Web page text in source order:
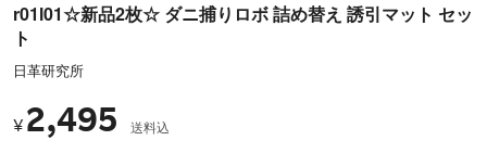
r01l01☆新品2枚☆ ダニ捕りロボ 詰め替え 誘引マット セッ
ト
日革研究所
¥ 2,495 送料込